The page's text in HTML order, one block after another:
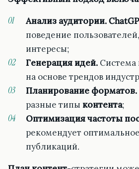
Анализ аудитории.
поведение
интересы;
Генерация идей. Система
на основе трендов
Планирование форматов.
разные типы контента;
Оптимизация частоты
рекомендует
публикаций.